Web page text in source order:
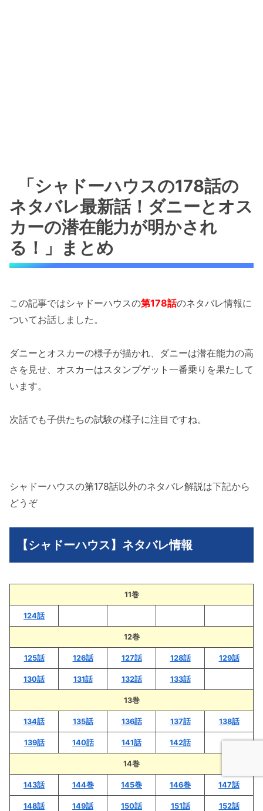
「シャドーハウスの178話の
ネタバレ最新話！ダニーとオス
カーの潜在能力が明かされ
る！」まとめ
この記事ではシャドーハウスの第178話のネタバレ情報に
ついてお話しました。
ダニーとオスカーの様子が描かれ、ダニーは潜在能力の高
さを見せ、オスカーはスタンプゲット一番乗りを果たして
います。
次話でも子供たちの試験の様子に注目ですね。
シャドーハウスの第178話以外のネタバレ解説は下記から
どうぞ
【シャドーハウス】ネタバレ情報
11巻
124話
12巻
125話 126話 127話 128話 129話
130話 131話 132話 133話
13巻
134話 135話 136話 137話 138話
139話 140話 141話 142話
14巻
143話 144巻 145巻 146巻 147話
148話 149話 150話 151話 152話